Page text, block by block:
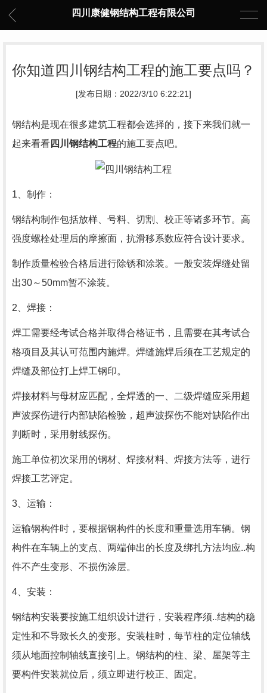
四川康健钢结构工程有限公司
你知道四川钢结构工程的施工要点吗？
[发布日期：2022/3/10 6:22:21]
钢结构是现在很多建筑工程都会选择的，接下来我们就一
起来看看四川 钢结构工程的施工要点吧。
1、制作：
钢结构制作包括放样、号料、切割、校正等诸多环节。高
强度螺栓处理后的摩擦面，抗滑移系数应符合设计要求。
制作质量检验合格后进行除锈和涂装。一般安装焊缝处留
出30～50mm暂不涂装。
2、焊接：
焊工需要经考试合格并取得合格证书，且需要在其考试合
格项目及其认可范围内施焊。焊缝施焊后须在工艺规定的
焊缝及部位打上焊工钢印。
焊接材料与母材应匹配，全焊透的一、二级焊缝应采用超
声波探伤进行内部缺陷检验，超声波探伤不能对缺陷作出
判断时，采用射线探伤。
施工单位初次采用的钢材、焊接材料、焊接方法等，进行
焊接工艺评定。
3、运输：
运输钢构件时，要根据钢构件的长度和重量选用车辆。钢
构件在车辆上的支点、两端伸出的长度及绑扎方法均应..构
件不产生变形、不损伤涂层。
4、安装：
钢结构安装要按施工组织设计进行，安装程序须..结构的稳
定性和不导致长久的变形。安装柱时，每节柱的定位轴线
须从地面控制轴线直接引上。钢结构的柱、梁、屋架等主
要构件安装就位后，须立即进行校正、固定。